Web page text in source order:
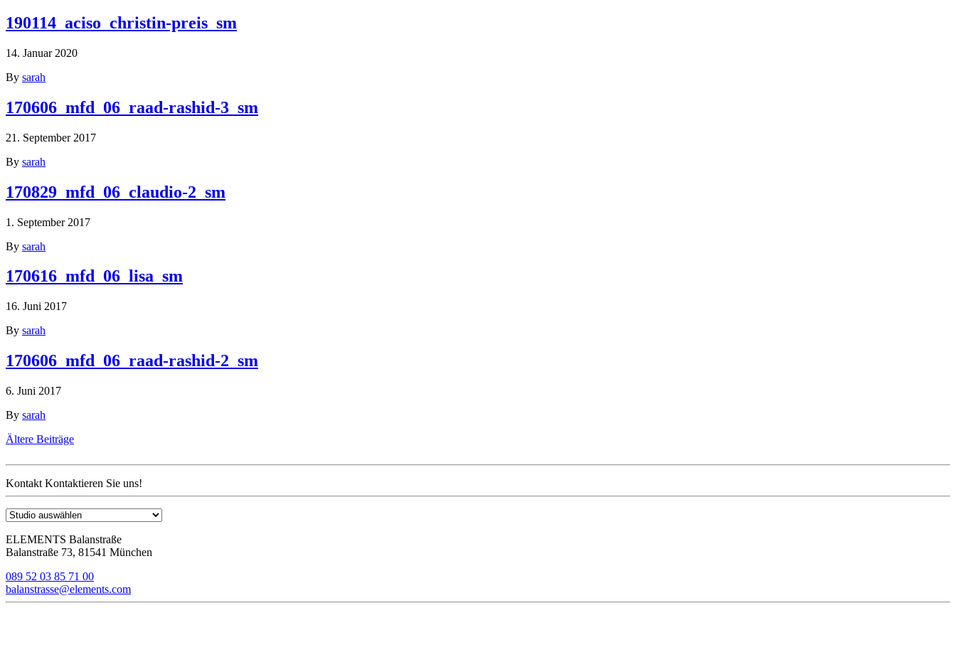
190114_aciso_christin-preis_sm
14. Januar 2020
By sarah
170606_mfd_06_raad-rashid-3_sm
21. September 2017
By sarah
170829_mfd_06_claudio-2_sm
1. September 2017
By sarah
170616_mfd_06_lisa_sm
16. Juni 2017
By sarah
170606_mfd_06_raad-rashid-2_sm
6. Juni 2017
By sarah
Beitragsnavigation
Ältere Beiträge
Kontakt Kontaktieren Sie uns!
ELEMENTS Balanstraße
Balanstraße 73, 81541 München
089 52 03 85 71 00
balanstrasse@elements.com